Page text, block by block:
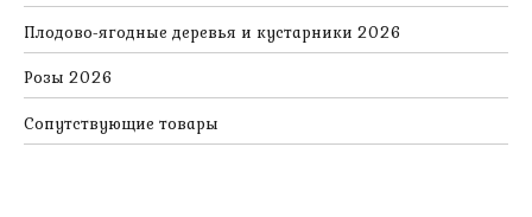
Плодово-ягодные деревья и кустарники 2026
Розы 2026
Сопутствующие товары